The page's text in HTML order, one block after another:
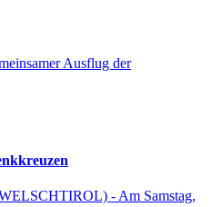
Ausflug der
- Am Samstag,